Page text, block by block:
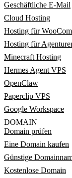
Geschäftliche E-Mail
Cloud Hosting
Hosting für
Hosting für
Minecraft Hosting
Hermes Agent VPS
OpenClaw
Paperclip VPS
Google Workspace
DOMAIN
Domain prüfen
Eine Domain kaufen
Günstige
Kostenlose Domain